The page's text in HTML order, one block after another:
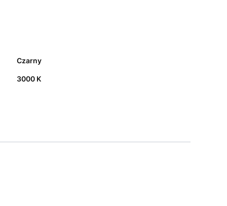
Czarny
3000 K